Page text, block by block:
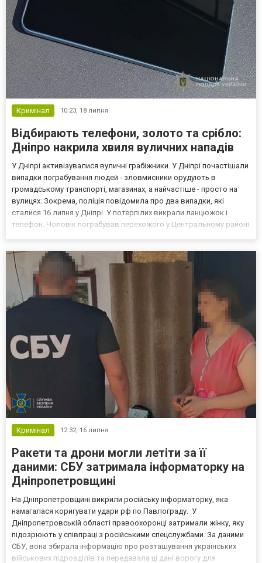
Кримінал 10:23, 18 липня
Відбирають телефони, золото та срібло:
Дніпро накрила хвиля вуличних нападів
У Дніпрі активізувалися вуличні грабіжники. У Дніпрі почастішали
випадки пограбування людей - зловмисники орудують в
громадському транспорті, магазинах, а найчастіше - просто на
вулицях. Зокрема, поліція повідомила про два випадки, які
сталися 16 липня у Дніпрі. У потерпілих викрали ланцюжок і
телефон. Чоловік пограбував перехожого у Центральному районі
Кримінал 12:32, 16 липня
Ракети та дрони могли летіти за її
даними: СБУ затримала інформаторку на
Дніпропетровщині
На Дніпропетровщині викрили російську інформаторку, яка
намагалася коригувати удари рф по Павлограду. У
Дніпропетровській області правоохоронці затримали жінку, яку
підозрюють у співпраці з російськими спецслужбами. За даними
СБУ, вона збирала інформацію про розташування українських
військових підрозділів та передавала ці дані ворогу для